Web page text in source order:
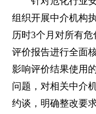
组织开展中介机构
历时3个月对所有
评价报告进行全面
影响评价结果使用
问题，对相关中介
约谈，明确整改要